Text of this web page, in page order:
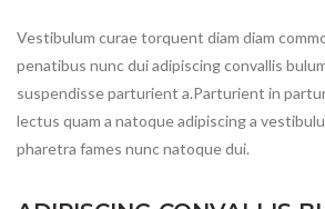
Vestibulum curae torquent diam diam
penatibus nunc dui adipiscing convallis
suspendisse parturient a.Parturient in
lectus quam a natoque adipiscing a
pharetra fames nunc natoque dui.